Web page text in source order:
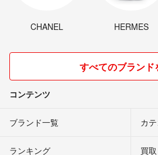
CHANEL HERMES
すべてのブランド
コンテンツ
ブランド一覧 カ
ランキング 買